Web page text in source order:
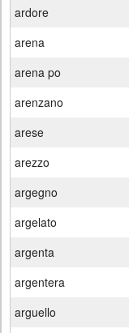
ardore
arena
arena po
arenzano
arese
arezzo
argegno
argelato
argenta
argentera
arguello